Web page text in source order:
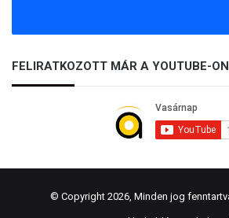
FELIRATKOZOTT MÁR A YOUTUBE-
© Copyright 2026, Minden jog